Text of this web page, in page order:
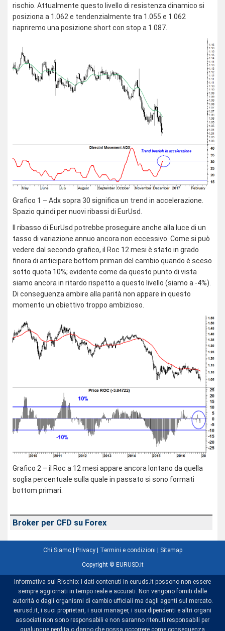
rischio. Attualmente questo livello di resistenza dinamico si
posiziona a 1.062 e tendenzialmente tra 1.055 e 1.062
riapriremo una posizione short con stop a 1.087.
Grafico 1 – Adx sopra 30 significa un trend in accelerazione.
Spazio quindi per nuovi ribassi di EurUsd.
Il ribasso di EurUsd potrebbe proseguire anche alla luce di un
tasso di variazione annuo ancora non eccessivo. Come si può
vedere dal secondo grafico, il Roc 12 mesi è stato in grado
finora di anticipare bottom primari del cambio quando è sceso
sotto quota 10%; evidente come da questo punto di vista
siamo ancora in ritardo rispetto a questo livello (siamo a -4%).
Di conseguenza ambire alla parità non appare in questo
momento un obiettivo troppo ambizioso.
Grafico 2 – il Roc a 12 mesi appare ancora lontano da quella
soglia percentuale sulla quale in passato si sono formati
bottom primari.
Broker per CFD su Forex
Chi Siamo| Privacy| Termini e condizioni Sitemap
Copyright © EURUSD.it
Informativa sul Rischio: I dati contenuti in euruds.it possono non essere
sempre aggiornati in tempo reale e accurati. Non vengono forniti dalle
autorità o dagli organismi di cambio ufficiali ma dagli agenti sul mercato.
eurusd.it, i suoi proprietari, i suoi manager, i suoi dipendenti e altri organi
associati non sono responsabili e non saranno ritenuti responsabili per